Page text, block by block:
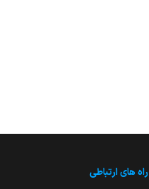
راه های ارتباطی